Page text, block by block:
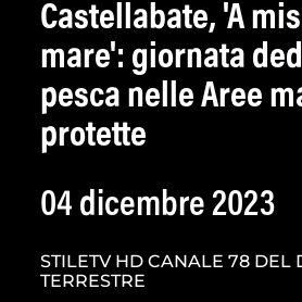
Castellabate, 'A
mare': giornata
pesca nelle Aree
protette
04 dicembre 2023
STILETV HD CANALE 78 DEL
TERRESTRE